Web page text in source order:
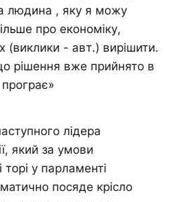
людина , яку я можу
про економіку,
(виклики - авт.) вирішити.
рішення вже прийнято в
лідера
який за умови
торі у парламенті
посяде крісло